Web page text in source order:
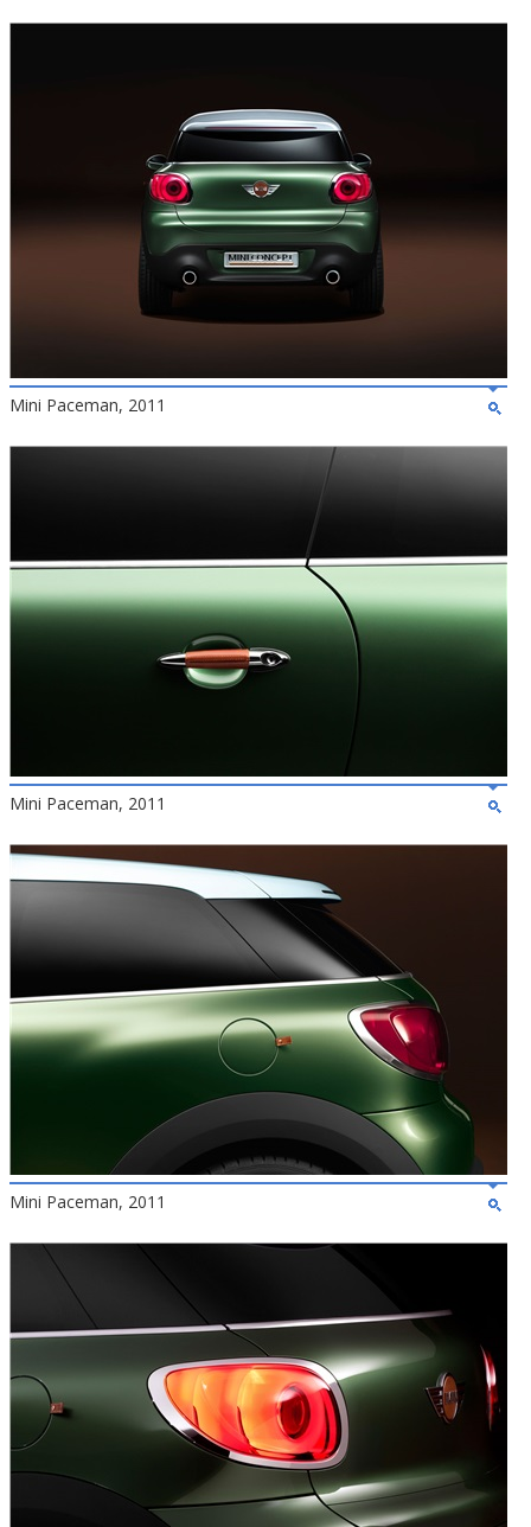
Mini Paceman, 2011
Mini Paceman, 2011
Mini Paceman, 2011